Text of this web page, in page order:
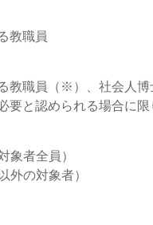
教職員
教職員（※）、社会人
と認められる場合に
者全員）
の対象者）